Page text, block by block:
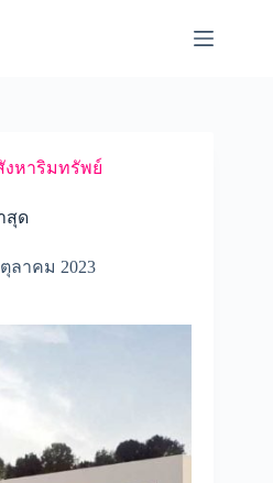
งหาริมทรัพย์
สุด
ลาคม 2023